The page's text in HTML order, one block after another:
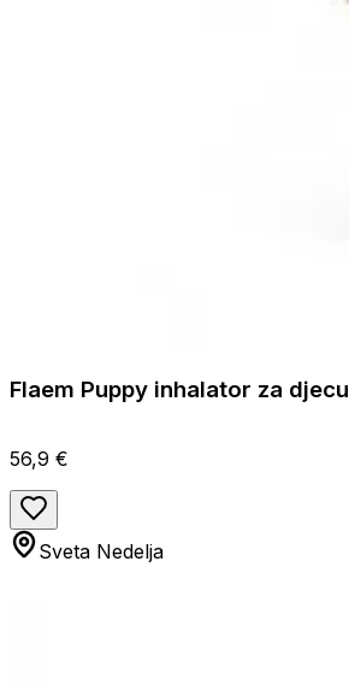
Flaem Puppy inhalator za djecu
56,9 €
Sveta Nedelja